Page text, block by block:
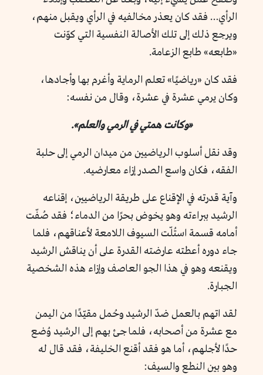
الرأي… فقد كان يعذر مخالفيه في الرأي ويقبل منهم،
ويرجع ذلك إلى تلك الأصالة النفسية التي كوّنت
«طابعه» طابع الزعامة.
فقد كان «رياضيًا» تعلم الرماية وأغرم بها وأجادها،
وكان يرمي عشرة في عشرة، وقال من نفسه:
«وكانت همتي في الرمي والعلم».
وقد نقل أسلوب الرياضيين من ميدان الرمي إلى حلبة
الفقه، فكان واسع الصدر إزاء معارضيه.
وآية قدرته في الإقناع على طريقة الرياضيين، إقناعه
الرشيد ببراءته وهو يخوض بحرًا من الدماء؛ فقد صُفّت
أمامه قسمة استُلّت السيوف اللامعة لأعناقهم، فلما
جاء دوره أعطته عارضته القدرة على أن يناقش الرشيد
ويقنعه وهو في هذا الجو العاصف وإزاء هذه الشخصية
الجبارة.
لقد اتهم بالعمل ضدّ الرشيد وحُمل مقيّدًا من اليمن
مع عشرة من أصحابه، فلما جئ بهم إلى الرشيد وُضع
حدًا لأجلهم، أما هو فقد أقنع الخليفة، فقد قال له
وهو بين النطع والسيف: